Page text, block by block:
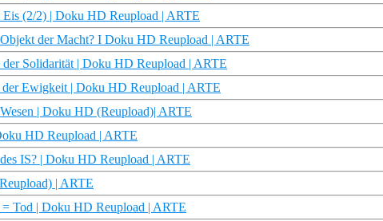
(2/2) | Doku HD Reupload | ARTE
der Macht? I Doku HD Reupload | ARTE
Solidarität | Doku HD Reupload | ARTE
Ewigkeit | Doku HD Reupload | ARTE
| Doku HD (Reupload)| ARTE
HD Reupload | ARTE
IS? | Doku HD Reupload | ARTE
| ARTE
= Tod | Doku HD Reupload | ARTE